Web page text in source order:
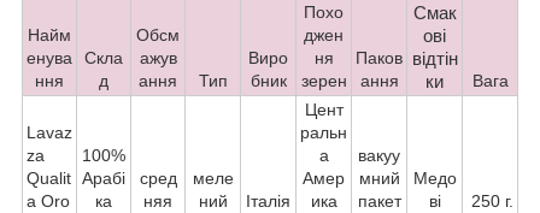
Найм
енува
ння
Скла
д
Обсм
ажув
ання
Тип
Виро
бник
Похо
джен
ня
зерен
Паков
ання
Смак
ові
відтін
ки
Вага
Lavaz
za
Qualit
a Oro
100%
Арабі
ка
сред
няя
меле
ний
Італія
Цент
ральн
а
Амер
ика
вакуу
мний
пакет
Медо
ві
250 г.